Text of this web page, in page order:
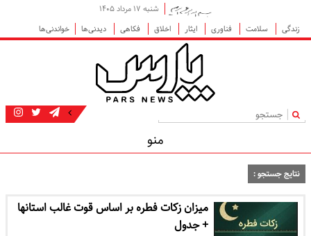
شنبه ۱۷ مرداد ۱۴۰۵
زندگی
سلامت فناوری ایثار اخلاق فکاهی دیدنی‌ها خواندنی‌ها
|
منو
نتایج جستجو :
میزان زکات فطره بر اساس قوت غالب استانها
+ جدول